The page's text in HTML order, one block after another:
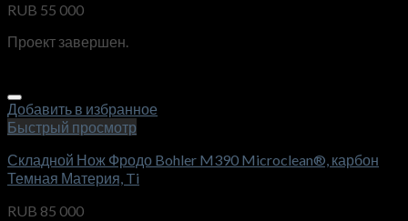
RUB 55 000
Проект завершен.
Добавить в избранное
Быстрый просмотр
Складной Нож Фродо Bohler M390 Microclean®, карбон
Темная Материя, Ti
RUB 85 000